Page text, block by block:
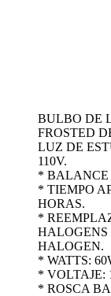
BULBO DE
FROSTED
LUZ DE
110V.
* BALANCE
* TIEMPO
HORAS.
*
HALOGENS
HALOGEN.
* WATTS:
* VOLTAJE:
* ROSCA